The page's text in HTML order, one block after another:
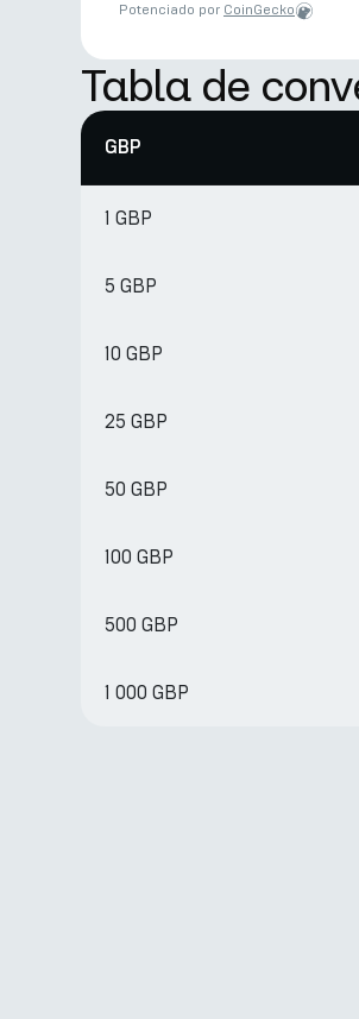
Potenciado por CoinGecko
Tabla de
GBP
1 GBP
5 GBP
10 GBP
25 GBP
50 GBP
100 GBP
500 GBP
1 000 GBP